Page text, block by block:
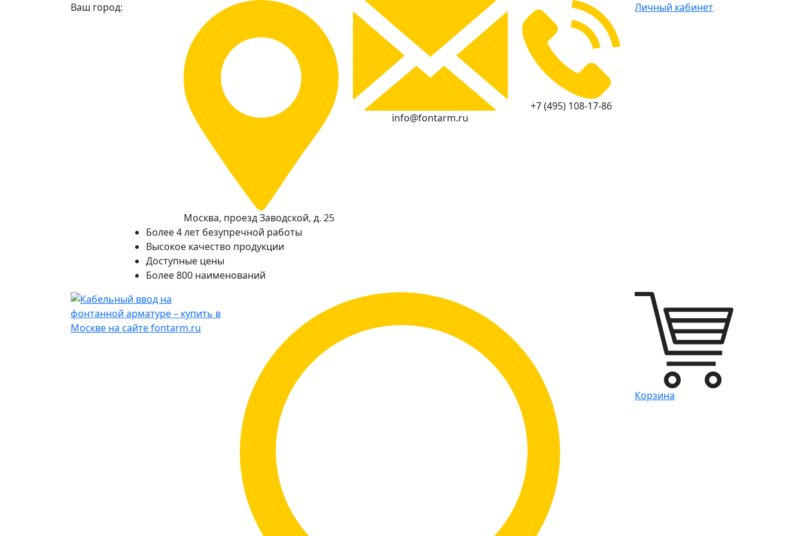
Ваш город:
Москва, проезд Заводской, д. 25
info@fontarm.ru
+7 (495) 108-17-86
Личный кабинет
Более 4 лет безупречной работы
Высокое качество продукции
Доступные цены
Более 800 наименований
Корзина